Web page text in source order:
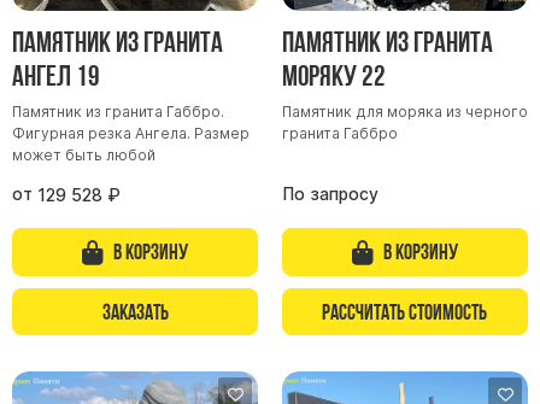
Памятник из гранита
Ангел 19
Памятник из гранита Габбро.
Фигурная резка Ангела. Размер
может быть любой
от 129 528 ₽
В корзину
Заказать
Памятник из гранита
Моряку 22
Памятник для моряка из черного
гранита Габбро
По запросу
В корзину
Рассчитать стоимость